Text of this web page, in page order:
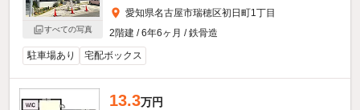
すべての写真
愛知県名古屋市瑞穂区初日町1丁目
2階建 / 6年6ヶ月 / 鉄骨造
駐車場あり
宅配ボックス
13.3万円